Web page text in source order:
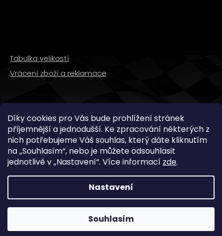
Díky cookies pro Vás bude prohlížení stránek
příjemnější a jednodušší. Ke zpracování některých z
nich potřebujeme Váš souhlas, který dáte kliknutím
na „Souhlasím“, nebo je můžete odsouhlasit
jednotlivě v „Nastavení“. Více informací zde.
Nastavení
Souhlasím
Tabulka velikostí
Vrácení zboží a reklamace
SLEDUJTE NÁS
Copyright 2026WMX STORE. Všechna práva
vyhrazena.